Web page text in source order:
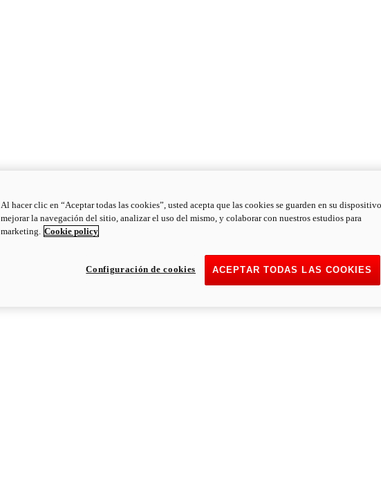
Al hacer clic en “Aceptar todas las cookies”, usted acepta que las cookies se guarden en su
mejorar la navegación del sitio, analizar el uso del mismo, y colaborar con nuestros estudios para
marketing. Cookie policy
ACEPTAR TODAS LAS COOKIES
Configuración de cookies